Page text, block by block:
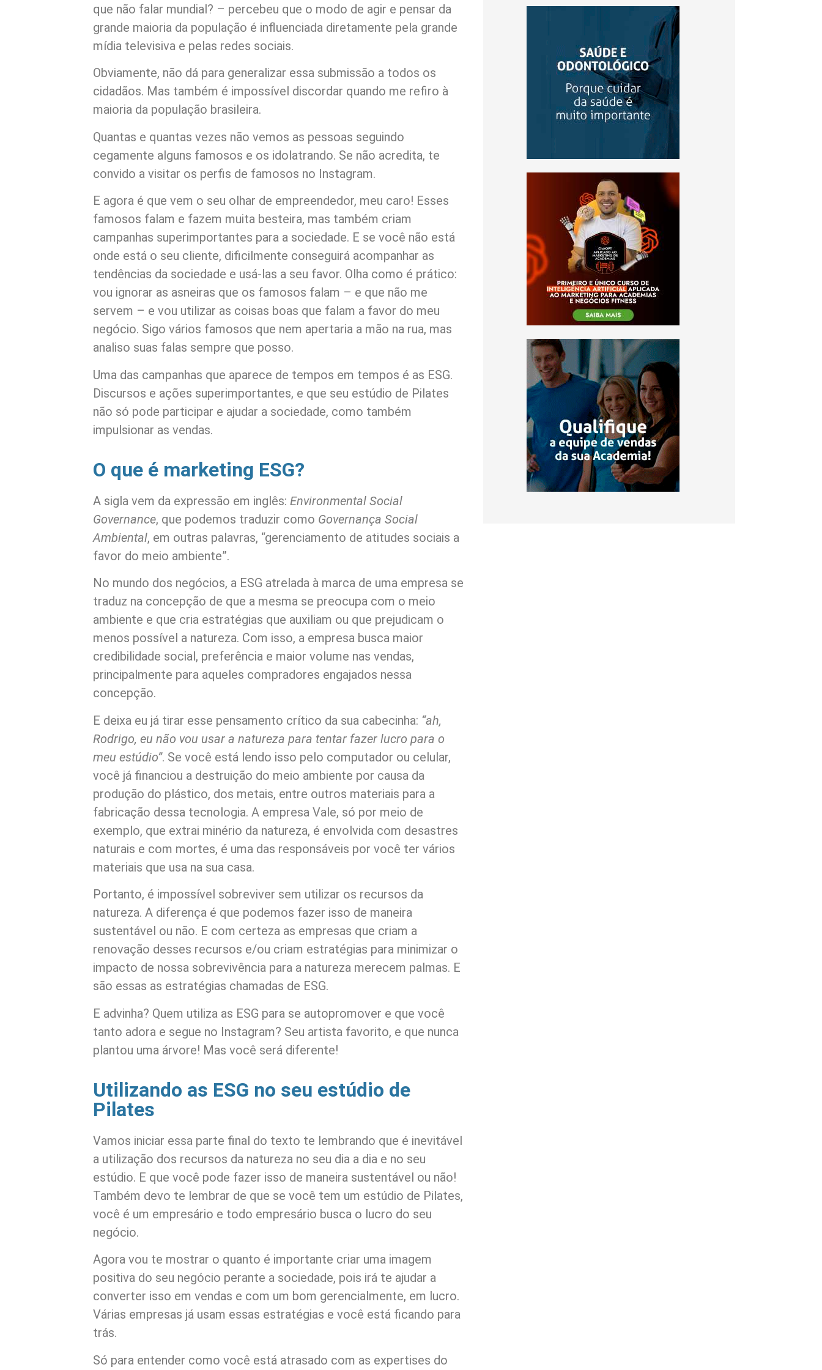
que não falar mundial? – percebeu que o modo de agir e pensar da
grande maioria da população é influenciada diretamente pela grande
mídia televisiva e pelas redes sociais.
Obviamente, não dá para generalizar essa submissão a todos os
cidadãos. Mas também é impossível discordar quando me refiro à
maioria da população brasileira.
Quantas e quantas vezes não vemos as pessoas seguindo
cegamente alguns famosos e os idolatrando. Se não acredita, te
convido a visitar os perfis de famosos no Instagram.
E agora é que vem o seu olhar de empreendedor, meu caro! Esses
famosos falam e fazem muita besteira, mas também criam
campanhas superimportantes para a sociedade. E se você não está
onde está o seu cliente, dificilmente conseguirá acompanhar as
tendências da sociedade e usá-las a seu favor. Olha como é prático:
vou ignorar as asneiras que os famosos falam – e que não me
servem – e vou utilizar as coisas boas que falam a favor do meu
negócio. Sigo vários famosos que nem apertaria a mão na rua, mas
analiso suas falas sempre que posso.
Uma das campanhas que aparece de tempos em tempos é as ESG.
Discursos e ações superimportantes, e que seu estúdio de Pilates
não só pode participar e ajudar a sociedade, como também
impulsionar as vendas.
O que é marketing ESG?
A sigla vem da expressão em inglês: Environmental Social
Governance, que podemos traduzir como Governança Social
Ambiental, em outras palavras, “gerenciamento de atitudes sociais a
favor do meio ambiente”.
No mundo dos negócios, a ESG atrelada à marca de uma empresa se
traduz na concepção de que a mesma se preocupa com o meio
ambiente e que cria estratégias que auxiliam ou que prejudicam o
menos possível a natureza. Com isso, a empresa busca maior
credibilidade social, preferência e maior volume nas vendas,
principalmente para aqueles compradores engajados nessa
concepção.
E deixa eu já tirar esse pensamento crítico da sua cabecinha: “ah,
Rodrigo, eu não vou usar a natureza para tentar fazer lucro para o
meu estúdio”. Se você está lendo isso pelo computador ou celular,
você já financiou a destruição do meio ambiente por causa da
produção do plástico, dos metais, entre outros materiais para a
fabricação dessa tecnologia. A empresa Vale, só por meio de
exemplo, que extrai minério da natureza, é envolvida com desastres
naturais e com mortes, é uma das responsáveis por você ter vários
materiais que usa na sua casa.
Portanto, é impossível sobreviver sem utilizar os recursos da
natureza. A diferença é que podemos fazer isso de maneira
sustentável ou não. E com certeza as empresas que criam a
renovação desses recursos e/ou criam estratégias para minimizar o
impacto de nossa sobrevivência para a natureza merecem palmas. E
são essas as estratégias chamadas de ESG.
E advinha? Quem utiliza as ESG para se autopromover e que você
tanto adora e segue no Instagram? Seu artista favorito, e que nunca
plantou uma árvore! Mas você será diferente!
Utilizando as ESG no seu estúdio de
Pilates
Vamos iniciar essa parte final do texto te lembrando que é inevitável
a utilização dos recursos da natureza no seu dia a dia e no seu
estúdio. E que você pode fazer isso de maneira sustentável ou não!
Também devo te lembrar de que se você tem um estúdio de Pilates,
você é um empresário e todo empresário busca o lucro do seu
negócio.
Agora vou te mostrar o quanto é importante criar uma imagem
positiva do seu negócio perante a sociedade, pois irá te ajudar a
converter isso em vendas e com um bom gerencialmente, em lucro.
Várias empresas já usam essas estratégias e você está ficando para
trás.
Só para entender como você está atrasado com as expertises do